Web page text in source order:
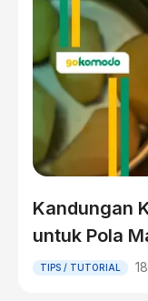
Kandungan
untuk Pola
TIPS / TUTORIAL